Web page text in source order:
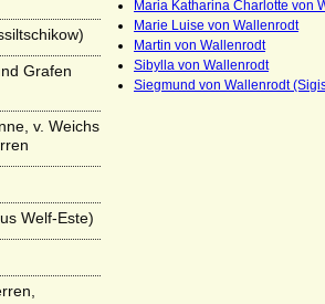
Maria Katharina Charlotte von
Marie Luise von Wallenrodt
Martin von Wallenrodt
Sibylla von Wallenrodt
Siegmund von Wallenrodt
Grafen
v. Weichs
Welf-Este)